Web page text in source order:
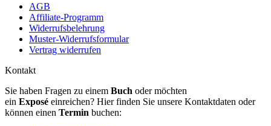
AGB
Affiliate-Programm
Widerrufsbelehrung
Muster-Widerrufsformular
Vertrag widerrufen
Kontakt
Sie haben Fragen zu einem Buch oder möchten
ein Exposé einreichen? Hier finden Sie unsere Kontaktdaten oder
können einen Termin buchen: